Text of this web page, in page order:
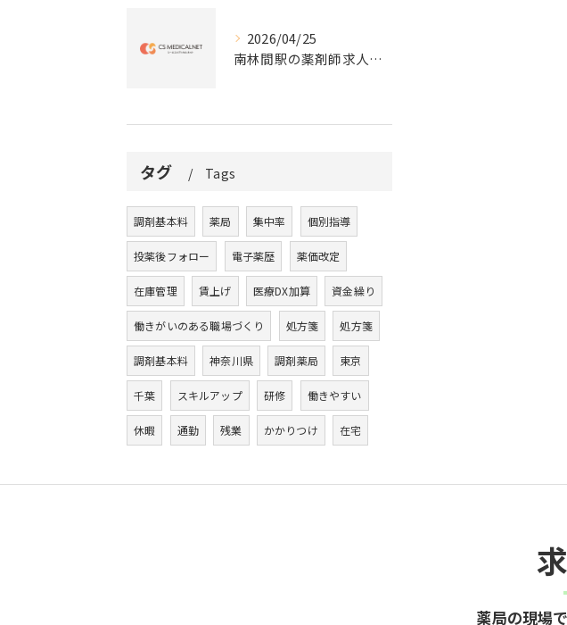
2026/04/25
南林間駅の薬剤師求人の魅力
タグ Tags
調剤基本料 薬局 集中率 個別指導
投薬後フォロー 電子薬歴 薬価改定
在庫管理 賃上げ 医療DX加算 資金繰り
働きがいのある職場づくり 処方箋 処方箋
調剤基本料 神奈川県 調剤薬局 東京
千葉 スキルアップ 研修 働きやすい
休暇 通勤 残業 かかりつけ 在宅
薬局の現場